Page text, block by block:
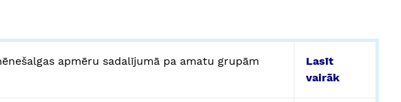
apmēru sadalījumā pa amatu grupām
Lasīt
vairāk